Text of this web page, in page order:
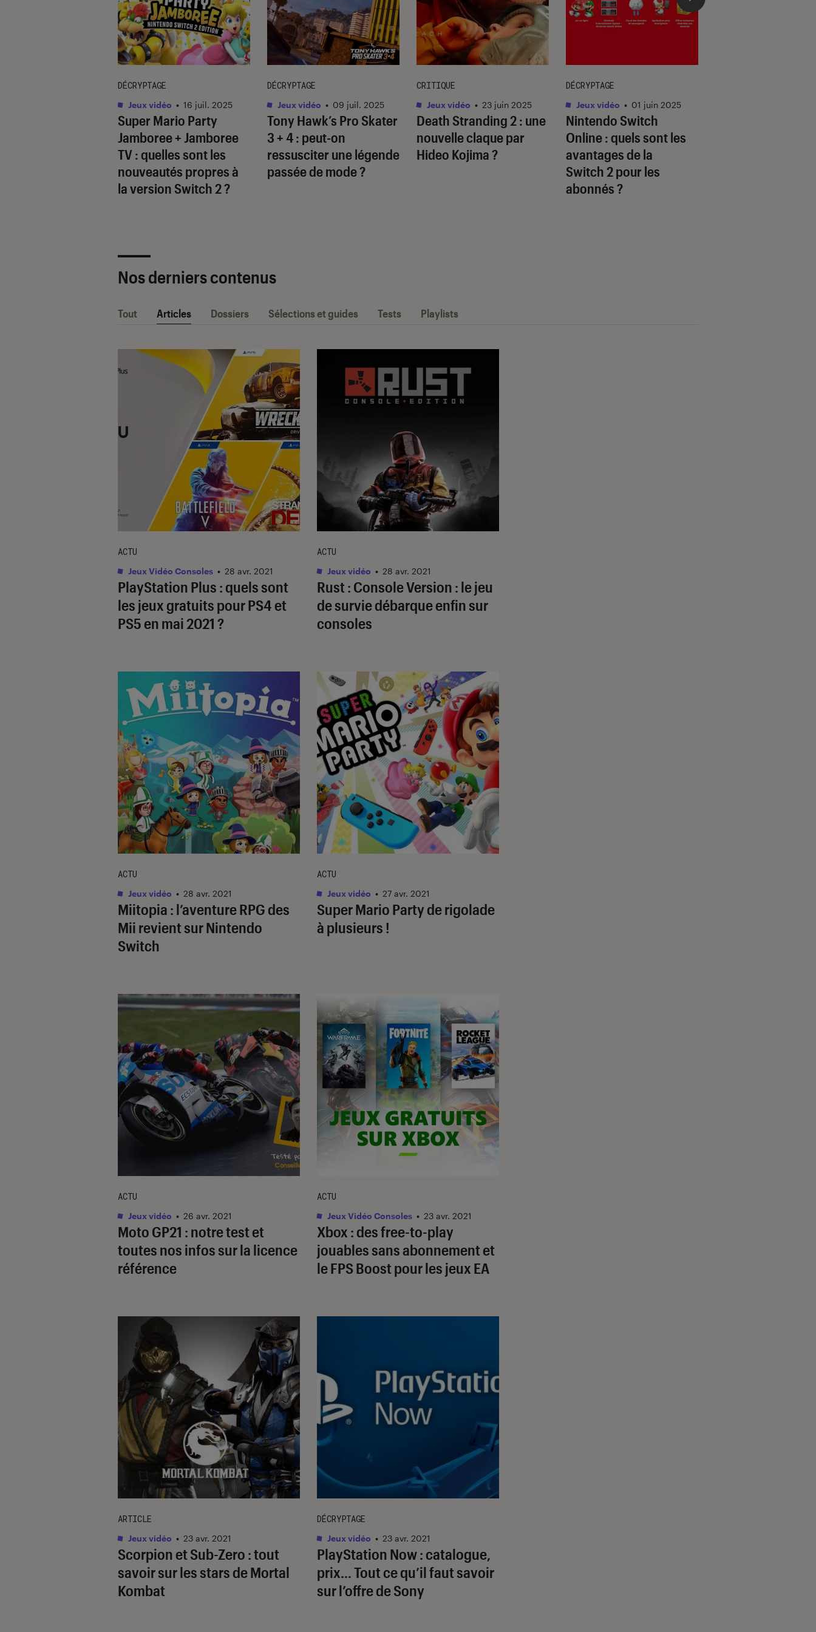
Super Mario Party
Jamboree + Jamboree
TV: quelles sont les
nouveautés propres à
la version Switch 2 ?
DÉCRYPTAGE
Jeux vidéo • 16 juil. 2025
Tony Hawk’s Pro Skater
3 + 4: peut-on
ressusciter une légende
passée de mode ?
DÉCRYPTAGE
Jeux vidéo • 09 juil. 2025
Death Stranding 2: une
nouvelle claque par
Hideo Kojima ?
CRITIQUE
Jeux vidéo • 23 juin 2025
Nintendo Switch
Online : quels sont les
avantages de la
Switch 2 pour les
abonnés ?
DÉCRYPTAGE
Jeux vidéo • 01 juin 2025
Nos derniers contenus
Tout Articles Dossiers Sélections et guides Tests Playlists
PlayStation Plus : quels sont
les jeux gratuits pour PS4 et
PS5 en mai 2021 ?
ACTU
Jeux Vidéo Consoles • 28 avr. 2021
Rust : Console Version : le jeu
de survie débarque enfin sur
consoles
ACTU
Jeux vidéo • 28 avr. 2021
Miitopia : l’aventure RPG des
Mii revient sur Nintendo
Switch
ACTU
Jeux vidéo • 28 avr. 2021
Super Mario Party de rigolade
à plusieurs !
ACTU
Jeux vidéo • 27 avr. 2021
Moto GP21 : notre test et
toutes nos infos sur la licence
référence
ACTU
Jeux vidéo • 26 avr. 2021
Xbox : des free-to-play
jouables sans abonnement et
le FPS Boost pour les jeux EA
ACTU
Jeux Vidéo Consoles • 23 avr. 2021
Scorpion et Sub-Zero : tout
savoir sur les stars de Mortal
Kombat
ARTICLE
Jeux vidéo • 23 avr. 2021
PlayStation Now : catalogue,
prix… Tout ce qu’il faut savoir
sur l’offre de Sony
DÉCRYPTAGE
Jeux vidéo • 23 avr. 2021